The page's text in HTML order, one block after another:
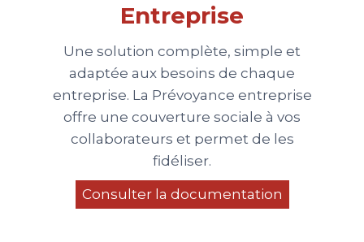
Entreprise
Une solution complète, simple et
adaptée aux besoins de chaque
entreprise. La Prévoyance entreprise
offre une couverture sociale à vos
collaborateurs et permet de les
fidéliser.
Consulter la documentation